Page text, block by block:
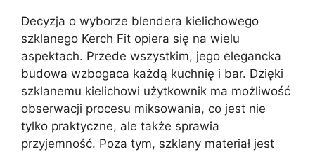
Decyzja o wyborze blendera kielichowego
szklanego Kerch Fit opiera się na wielu
aspektach. Przede wszystkim, jego elegancka
budowa wzbogaca każdą kuchnię i bar. Dzięki
szklanemu kielichowi użytkownik ma możliwość
obserwacji procesu miksowania, co jest nie
tylko praktyczne, ale także sprawia
przyjemność. Poza tym, szklany materiał jest